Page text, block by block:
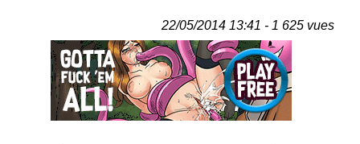
22/05/2014 13:41 - 1 625 vues